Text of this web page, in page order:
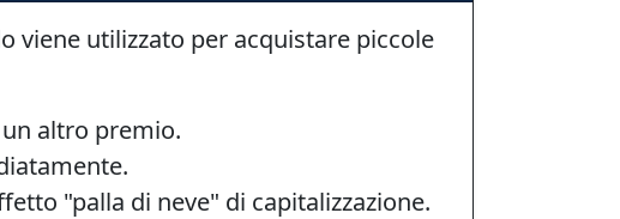
viene utilizzato per acquistare piccole
altro premio.
"palla di neve" di capitalizzazione.